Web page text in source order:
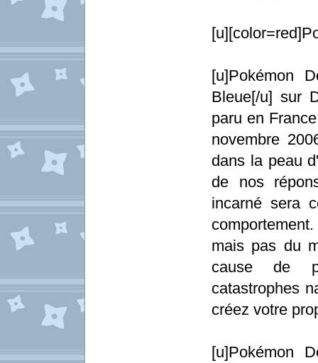
[u]Pokémon
Bleue[/u] sur
paru en
novembre
dans la peau
de nos
incarné sera
mais pas du
cause de
catastrophes
créez votre
[u]Pokémon